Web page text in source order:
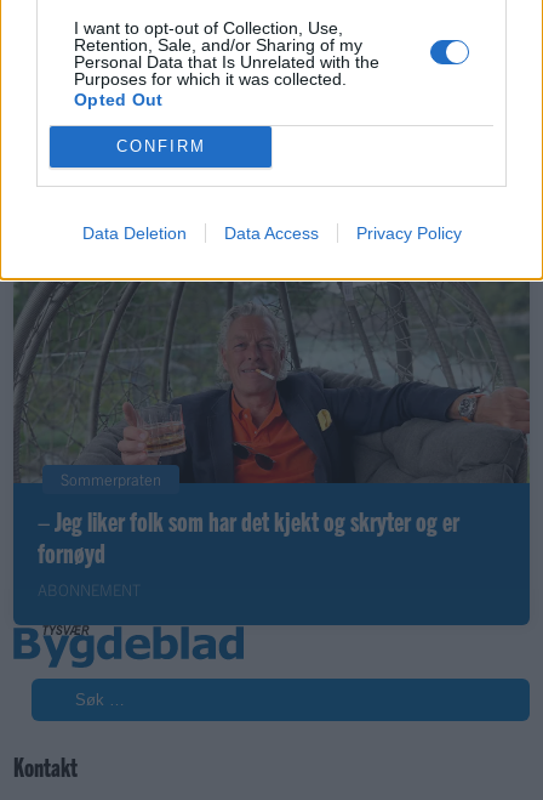
I want to opt-out of Collection, Use,
Retention, Sale, and/or Sharing of my
Personal Data that Is Unrelated with the
Purposes for which it was collected.
Opted Out
CONFIRM
Data Deletion Data Access Privacy Policy
Nokon må sove dårleg om natta
Sommerpraten
– Jeg liker folk som har det kjekt og skryter og er
fornøyd
ABONNEMENT
Søk
Kontakt